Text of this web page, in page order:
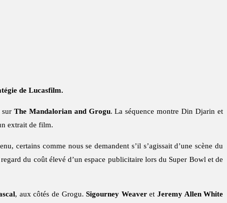
de Lucasfilm.
sur The Mandalorian and Grogu. La séquence montre Din Djarin et
extrait de film.
certains comme nous se demandent s’il s’agissait d’une scène du
du coût élevé d’un espace publicitaire lors du Super Bowl et de
, aux côtés de Grogu.Sigourney Weaveret Jeremy Allen White